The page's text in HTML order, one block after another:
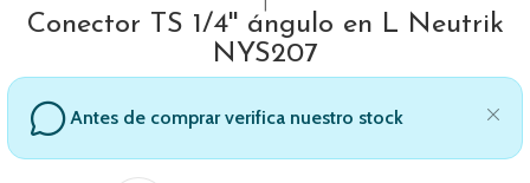
Conector TS 1/4'' ángulo en L Neutrik
NYS207
Antes de comprar verifica nuestro stock